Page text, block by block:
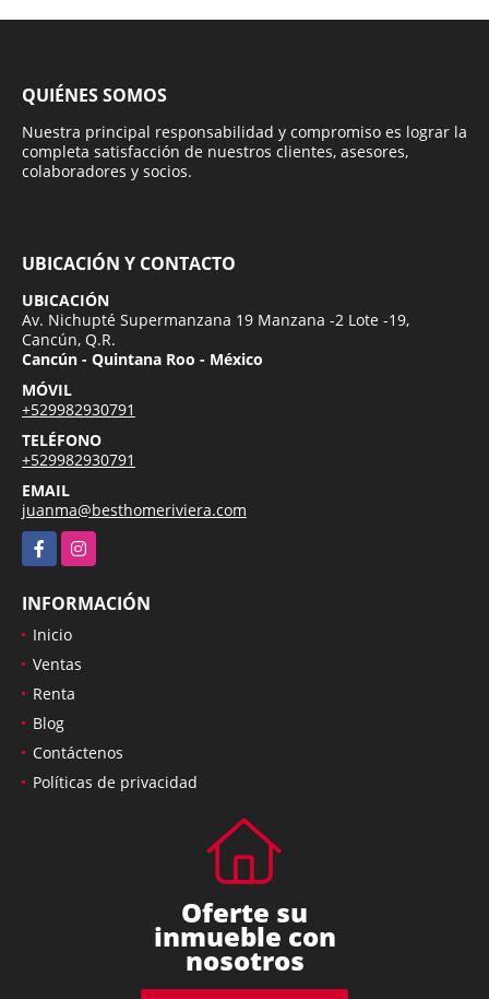
QUIÉNES SOMOS
Nuestra principal responsabilidad y compromiso es lograr la
completa satisfacción de nuestros clientes, asesores,
colaboradores y socios.
UBICACIÓN Y CONTACTO
UBICACIÓN
Av. Nichupté Supermanzana 19 Manzana -2 Lote -19,
Cancún, Q.R.
Cancún - Quintana Roo - México
MÓVIL
+529982930791
TELÉFONO
+529982930791
EMAIL
juanma@besthomeriviera.com
FacebookInstagram
INFORMACIÓN
Inicio
Ventas
Renta
Blog
Contáctenos
Políticas de privacidad
Oferte su
inmueble con
nosotros